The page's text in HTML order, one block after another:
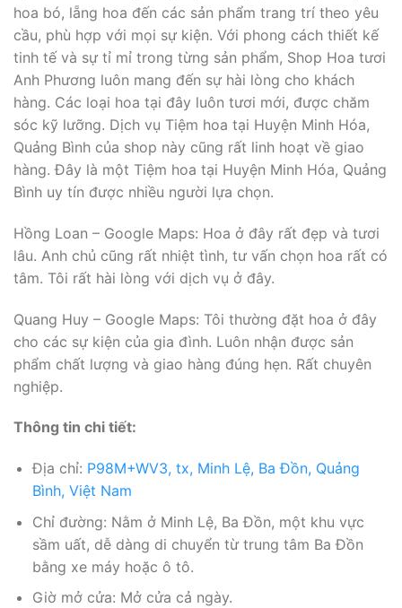
hoa bó, lẵng hoa đến các sản phẩm trang trí theo yêu
cầu, phù hợp với mọi sự kiện. Với phong cách thiết kế
tinh tế và sự tỉ mỉ trong từng sản phẩm, Shop Hoa tươi
Anh Phương luôn mang đến sự hài lòng cho khách
hàng. Các loại hoa tại đây luôn tươi mới, được chăm
sóc kỹ lưỡng. Dịch vụ Tiệm hoa tại Huyện Minh Hóa,
Quảng Bình của shop này cũng rất linh hoạt về giao
hàng. Đây là một Tiệm hoa tại Huyện Minh Hóa, Quảng
Bình uy tín được nhiều người lựa chọn.
Hồng Loan – Google Maps: Hoa ở đây rất đẹp và tươi
lâu. Anh chủ cũng rất nhiệt tình, tư vấn chọn hoa rất có
tâm. Tôi rất hài lòng với dịch vụ ở đây.
Quang Huy – Google Maps: Tôi thường đặt hoa ở đây
cho các sự kiện của gia đình. Luôn nhận được sản
phẩm chất lượng và giao hàng đúng hẹn. Rất chuyên
nghiệp.
Thông tin chi tiết:
Địa chỉ: P98M+WV3, tx, Minh Lệ, Ba Đồn, Quảng
Bình, Việt Nam
Chỉ đường: Nằm ở Minh Lệ, Ba Đồn, một khu vực
sầm uất, dễ dàng di chuyển từ trung tâm Ba Đồn
bằng xe máy hoặc ô tô.
Giờ mở cửa: Mở cửa cả ngày.